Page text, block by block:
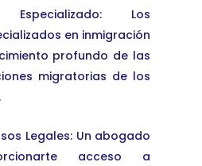
Especializado: Los
en inmigración
profundo de las
migratorias de los
Legales: Un abogado
acceso a